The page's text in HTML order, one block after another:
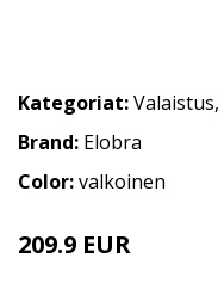
Kategoriat:Valaistus,
Brand: Elobra
Color:valkoinen
209.9 EUR